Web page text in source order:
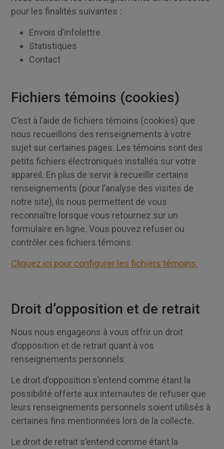
pour les finalités suivantes :
Envois d’infolettre
Statistiques
Contact
Fichiers témoins (cookies)
C’est à l’aide de fichiers témoins (cookies) que
nous recueillons des renseignements à votre
sujet sur certaines pages. Les témoins sont des
petits fichiers électroniques installés sur votre
appareil. En plus de servir à recueillir certains
renseignements (pour l’analyse des visites de
notre site), ils nous permettent de vous
reconnaître lorsque vous retournez sur un
formulaire en ligne. Vous pouvez refuser ou
contrôler ces fichiers témoins.
Cliquez ici pour configurer les fichiers témoins.
Droit d’opposition et de retrait
Nous nous engageons à vous offrir un droit
d’opposition et de retrait quant à vos
renseignements personnels.
Le droit d’opposition s’entend comme étant la
possibilité offerte aux internautes de refuser que
leurs renseignements personnels soient utilisés à
certaines fins mentionnées lors de la collecte.
Le droit de retrait s’entend comme étant la